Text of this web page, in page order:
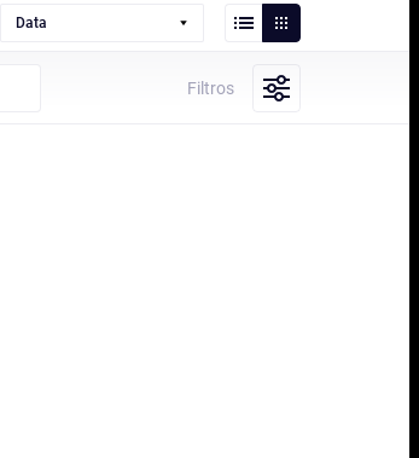
Data
Filtros